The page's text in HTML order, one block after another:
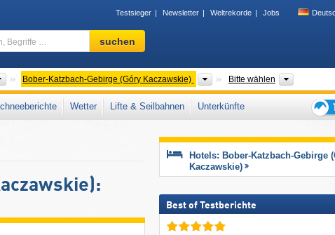
Testsieger Newsletter Weltrekorde Jobs
Skigebiet,
Region,
…
suchen
Übergeordnete Gebirge
Bober-Katzbach-Gebirge (Góry Kaczawskie) Gebirgszüge
Bitte wählen
Wetter Lifte & Seilbahnen
Unterkünfte
für
den
Hotels: Bober-Katzbach-Gebirge
Kaczawskie)
Best of Testberichte